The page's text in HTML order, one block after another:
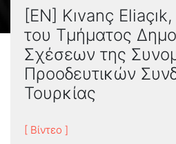
[EN] Kıvanç
του Τμήματος
Σχέσεων της
Προοδευτικών
Τουρκίας
[ Βίντεο ]